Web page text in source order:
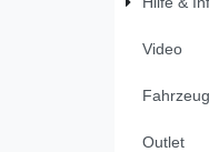
Video
Outlet